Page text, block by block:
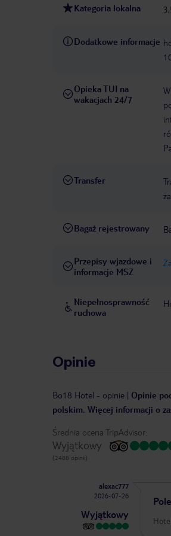
Kategoria lokalna
Dodatkowe informacje
Opieka TUI na
wakacjach 24/7
Transfer
Bagaż rejestrowany
Przepisy wjazdowe i
informacje MSZ
Niepełnosprawność
ruchowa
Opinie
Bo18 Hotel - opinie | Opinie
polskim. Więcej informacji o
Średnia ocena TripAdvisor:
Wyjątkowy
(2488 opinii)
alexac777
2026-07-26
Wyjątkowy